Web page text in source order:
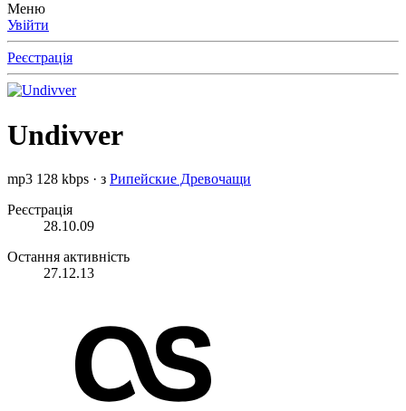
Меню
Увійти
Реєстрація
Undivver
mp3 128 kbps · з Рипейские Древочащи
Реєстрація
28.10.09
Остання активність
27.12.13